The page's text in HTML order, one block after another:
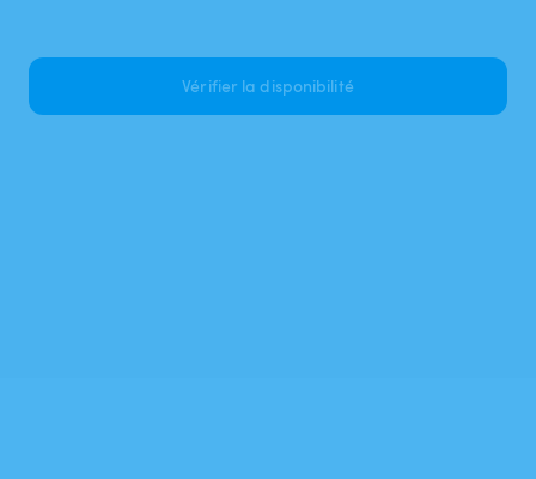
Vérifier la disponibilité